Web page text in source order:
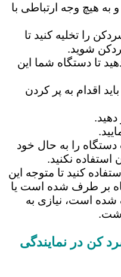
به هیچ وجه ارتباطی با
را تخلیه کنید تا
شوید.
دهید تا دستگاه شما این
ساعت، باید اقدام به پر کردن
مدت ۵ ساعت دستگاه را به حال خود
استفاده نکنید.
کنید تا متوجه این
بر طرف شده است یا
است، نیازی به
کن در نمایندگی